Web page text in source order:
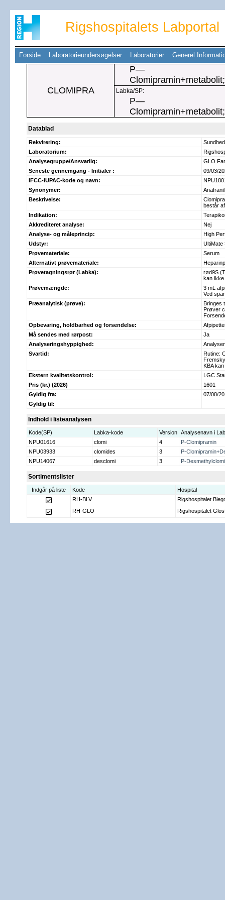
Rigshospitalets Labportal
Forside Laboratorieundersøgelser Laboratorier Generel
CLOMIPRA
P—
Labka/SP:
P—
Datablad
Rekvirering:
Laboratorium:
Analysegruppe/Ansvarlig:
GLO
Seneste gennemgang - Initialer :
09/03/
IFCC-IUPAC-kode og navn:
Synonymer:
Beskrivelse:
består
Indikation:
Akkrediteret analyse:
Nej
Analyse- og måleprincip:
High
Udstyr:
UltiMate
Prøvemateriale:
Serum
Alternativt prøvemateriale:
Prøvetagningsrør (Labka):
rød9S
kan ikke
Prøvemængde:
3 mL
Ved
Præanalytisk (prøve):
Bringes
Prøver
Opbevaring, holdbarhed og forsendelse:
Må sendes med rørpost:
Ja
Analyseringshyppighed:
Svartid:
Rutine:
KBA
Ekstern kvalitetskontrol:
LGC
Pris (kr.) (2026)
1601
Gyldig fra:
07/08/
Gyldig til:
Indhold i listeanalysen
Kode(SP) Labka-kode Version Analysenavn i
NPU01616
clomi 4
P-Clomipramin
NPU03933
clomides 3
P-
NPU14067
desclomi 3 P-
Sortimentslister
Indgår på liste Kode
Hospital
RH-BLV
Rigshospitalet
RH-GLO
Rigshospitalet